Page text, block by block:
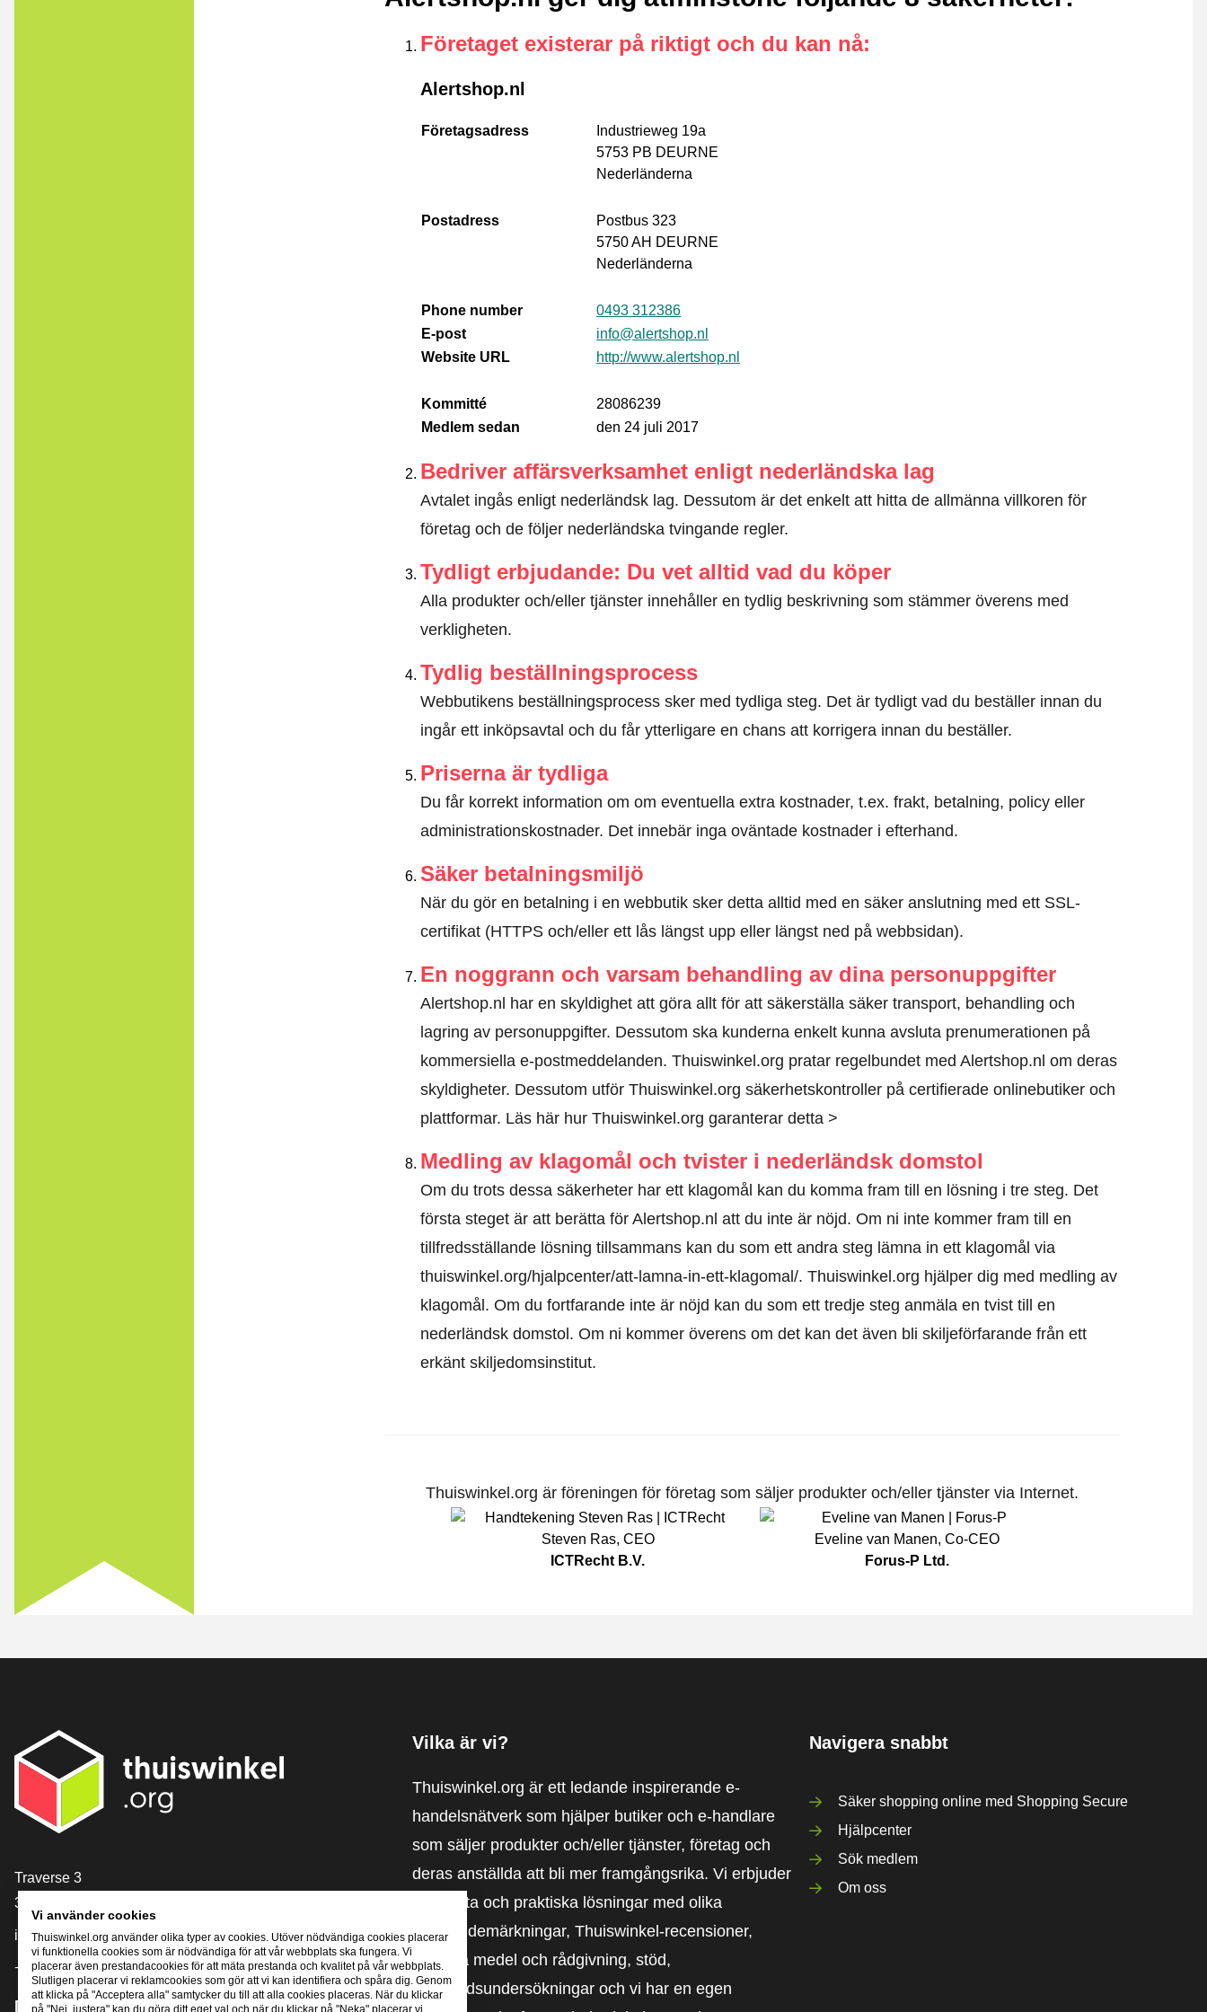
Företaget existerar på riktigt och du kan nå:
Alertshop.nl
Företagsadress
Industrieweg 19a
5753 PB DEURNE
Nederländerna
Postadress
Postbus 323
5750 AH DEURNE
Nederländerna
Phone number
0493 312386
E-post
info@alertshop.nl
Website URL
http://www.alertshop.nl
Kommitté
28086239
Medlem sedan
den 24 juli 2017
Bedriver affärsverksamhet enligt nederländska lag
Avtalet ingås enligt nederländsk lag. Dessutom är det enkelt att hitta de allmänna villkoren för
företag och de följer nederländska tvingande regler.
Tydligt erbjudande: Du vet alltid vad du köper
Alla produkter och/eller tjänster innehåller en tydlig beskrivning som stämmer överens med
verkligheten.
Tydlig beställningsprocess
Webbutikens beställningsprocess sker med tydliga steg. Det är tydligt vad du beställer innan du
ingår ett inköpsavtal och du får ytterligare en chans att korrigera innan du beställer.
Priserna är tydliga
Du får korrekt information om om eventuella extra kostnader, t.ex. frakt, betalning, policy eller
administrationskostnader. Det innebär inga oväntade kostnader i efterhand.
Säker betalningsmiljö
När du gör en betalning i en webbutik sker detta alltid med en säker anslutning med ett SSL-
certifikat (HTTPS och/eller ett lås längst upp eller längst ned på webbsidan).
En noggrann och varsam behandling av dina personuppgifter
Alertshop.nl har en skyldighet att göra allt för att säkerställa säker transport, behandling och
lagring av personuppgifter. Dessutom ska kunderna enkelt kunna avsluta prenumerationen på
kommersiella e-postmeddelanden. Thuiswinkel.org pratar regelbundet med Alertshop.nl om deras
skyldigheter. Dessutom utför Thuiswinkel.org säkerhetskontroller på certifierade onlinebutiker och
plattformar. Läs här hur Thuiswinkel.org garanterar detta >
Medling av klagomål och tvister i nederländsk domstol
Om du trots dessa säkerheter har ett klagomål kan du komma fram till en lösning i tre steg. Det
första steget är att berätta för Alertshop.nl att du inte är nöjd. Om ni inte kommer fram till en
tillfredsställande lösning tillsammans kan du som ett andra steg lämna in ett klagomål via
thuiswinkel.org/hjalpcenter/att-lamna-in-ett-klagomal/. Thuiswinkel.org hjälper dig med medling av
klagomål. Om du fortfarande inte är nöjd kan du som ett tredje steg anmäla en tvist till en
nederländsk domstol. Om ni kommer överens om det kan det även bli skiljeförfarande från ett
erkänt skiljedomsinstitut.
Thuiswinkel.org är föreningen för företag som säljer produkter och/eller tjänster via Internet.
Steven Ras, CEO
ICTRecht B.V.
Eveline van Manen, Co-CEO
Forus-P Ltd.
[_General:Contact]
Traverse 3
3905 NL Veenendaal
info@thuiswinkel.org
+31 (0)318 64 85 75
[_General:SocialMediaTitle]
Vilka är vi?
Thuiswinkel.org är ett ledande inspirerande e-
handelsnätverk som hjälper butiker och e-handlare
som säljer produkter och/eller tjänster, företag och
deras anställda att bli mer framgångsrika. Vi erbjuder
relevanta och praktiska lösningar med olika
förtroendemärkningar, Thuiswinkel-recensioner,
rättsliga medel och rådgivning, stöd,
marknadsundersökningar och vi har en egen
Navigera snabbt
Säker shopping online med Shopping Secure
Hjälpcenter
Sök medlem
Om oss
Vi använder cookies
Thuiswinkel.org använder olika typer av cookies. Utöver nödvändiga cookies placerar
vi funktionella cookies som är nödvändiga för att vår webbplats ska fungera. Vi
placerar även prestandacookies för att mäta prestanda och kvalitet på vår webbplats.
Slutligen placerar vi reklamcookies som gör att vi kan identifiera och spåra dig. Genom
att klicka på "Acceptera alla" samtycker du till att alla cookies placeras. När du klickar
på "Nej, justera" kan du göra ditt eget val och när du klickar på "Neka" placerar vi